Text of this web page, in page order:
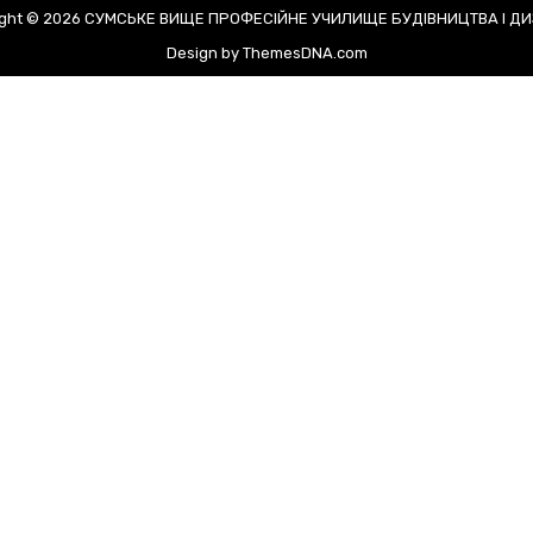
© 2026 СУМСЬКЕ ВИЩЕ ПРОФЕСІЙНЕ УЧИЛИЩЕ БУДІВНИЦТВА І
Design by ThemesDNA.com